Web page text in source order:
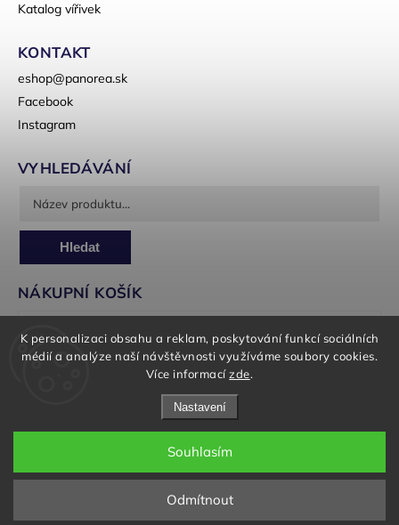
K personalizaci obsahu a reklam, poskytování funkcí sociálních
médií a analýze naší návštěvnosti využíváme soubory cookies.
Více informacízde.
Nastavení
Odmítnout
Souhlasím
Katalog vířivek
KONTAKT
eshop@panorea.sk
Facebook
Instagram
VYHLEDÁVÁNÍ
Hledat
NÁKUPNÍ KOŠÍK
0ks /0 Kč
Copyright 2026Panorea Garden. Všechna práva vyhrazena.
Upravit nastavení cookies